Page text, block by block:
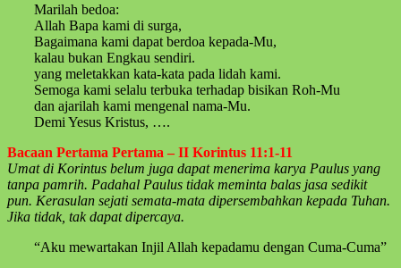
Marilah bedoa:
Allah Bapa kami di surga,
Bagaimana kami dapat berdoa kepada-Mu,
kalau bukan Engkau sendiri.
yang meletakkan kata-kata pada lidah kami.
Semoga kami selalu terbuka terhadap bisikan Roh-Mu
dan ajarilah kami mengenal nama-Mu.
Demi Yesus Kristus, ….
Bacaan Pertama Pertama – II Korintus 11:1-11
Umat di Korintus belum juga dapat menerima karya Paulus yang
tanpa pamrih. Padahal Paulus tidak meminta balas jasa sedikit
pun. Kerasulan sejati semata-mata dipersembahkan kepada Tuhan.
Jika tidak, tak dapat dipercaya.
“Aku mewartakan Injil Allah kepadamu dengan Cuma-Cuma”